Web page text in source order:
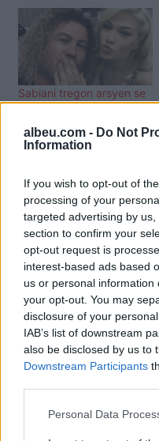
albeu.com - Do Not
Information
If you wish to opt-out of
processing of your
targeted advertising by
section to confirm your
opt-out request is
interest-based ads based
us or personal
your opt-out. You may
disclosure of your
IAB’s list of downstream
also be disclosed by us to
Downstream Participants
Personal Data
Sabiani tregon arsyen se
“Gjithë bota e di se je
drita e syve të mi”, Keisi
ka ditëlindjen, Sabiani e
uron me fjalët më të
bukura